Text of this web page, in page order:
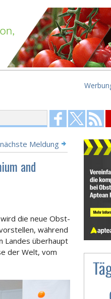
nächste Meldung
and
die neue Obst-
während
Landes überhaupt
der Welt, vom